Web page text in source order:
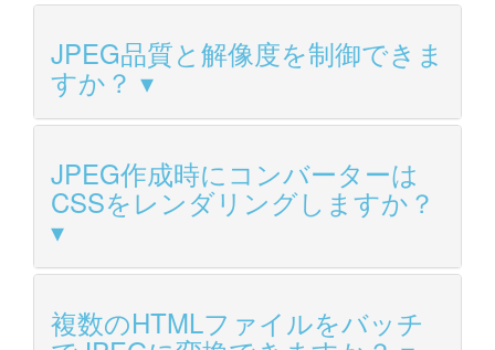
JPEG品質と解像度を制御できま
すか？
JPEG作成時にコンバーターは
CSSをレンダリングしますか？
複数のHTMLファイルをバッチ